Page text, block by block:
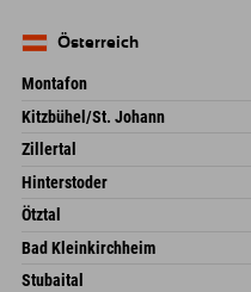
Deutschland
Österreich
Montafon
Dorfstr. 127b
6793 Gaschurn/Montafon
Österreich
Kitzbühel/St. Johann
Speckbacherstraße 87
Österreich
Zillertal
Schmiedau 2
6272 Kaltenbach im Zillertal
Österreich
Hinterstoder
Freizeitpark 10
Österreich
Ötztal
Gscheat 14
6441 Umhausen
Österreich
Bad Kleinkirchheim
Dorfstraße 24
Stubaital